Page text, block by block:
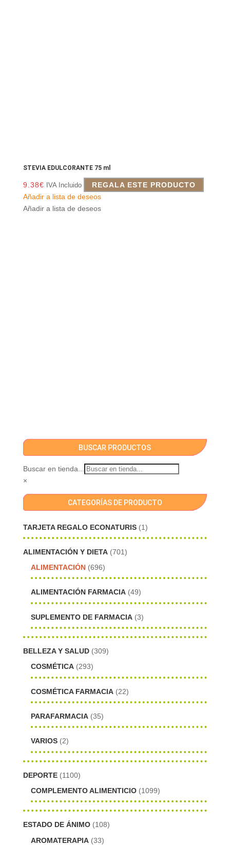
STEVIA EDULCORANTE 75 ml
9.38€ IVA Incluido
REGALA ESTE PRODUCTO
Añadir a lista de deseos
Añadir a lista de deseos
BUSCAR PRODUCTOS
Buscar en tienda...
×
CATEGORÍAS DE PRODUCTO
TARJETA REGALO ECONATURIS (1)
ALIMENTACIÓN Y DIETA (701)
ALIMENTACIÓN (696)
ALIMENTACIÓN FARMACIA (49)
SUPLEMENTO DE FARMACIA (3)
BELLEZA Y SALUD (309)
COSMÉTICA (293)
COSMÉTICA FARMACIA (22)
PARAFARMACIA (35)
VARIOS (2)
DEPORTE (1100)
COMPLEMENTO ALIMENTICIO (1099)
ESTADO DE ÁNIMO (108)
AROMATERAPIA (33)